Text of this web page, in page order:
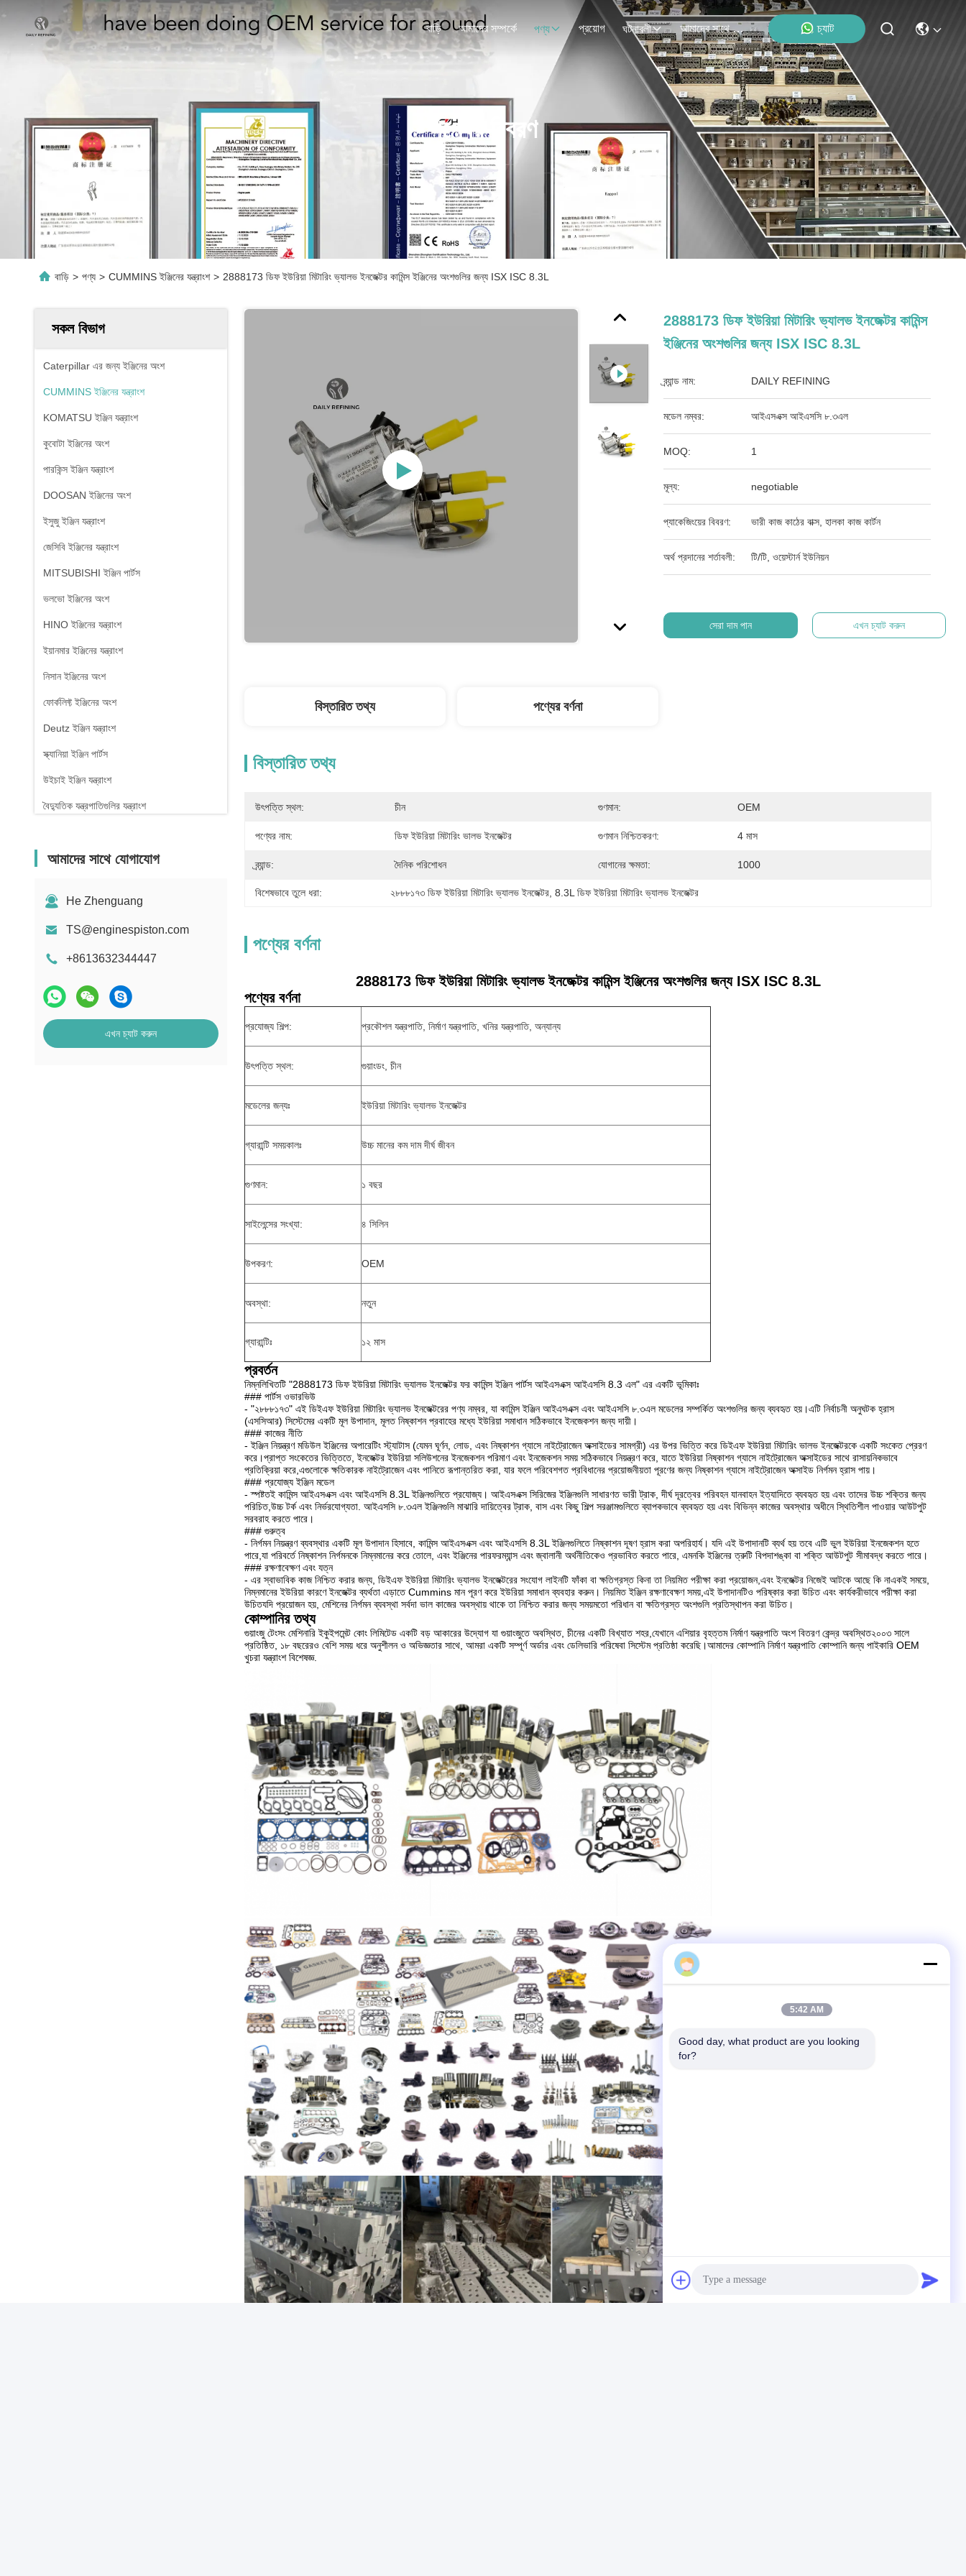
বাড়ি আমাদের সম্পর্কে পণ্য প্রয়োগ ঘটনাবলী আমাদের সাথে যোগাযোগ চ্যাট
পণ্যের বিবরণ
বাড়ি > পণ্য > CUMMINS ইঞ্জিনের যন্ত্রাংশ > 2888173 ডিফ ইউরিয়া মিটারিং ভ্যালভ ইনজেক্টর কামিন্স ইঞ্জিনের অংশগুলির জন্য ISX ISC 8.3L
সকল বিভাগ
Caterpillar এর জন্য ইঞ্জিনের অংশ
CUMMINS ইঞ্জিনের যন্ত্রাংশ
KOMATSU ইঞ্জিন যন্ত্রাংশ
কুবোটা ইঞ্জিনের অংশ
পারকিন্স ইঞ্জিন যন্ত্রাংশ
DOOSAN ইঞ্জিনের অংশ
ইসুজু ইঞ্জিন যন্ত্রাংশ
জেসিবি ইঞ্জিনের যন্ত্রাংশ
MITSUBISHI ইঞ্জিন পার্টস
ভলভো ইঞ্জিনের অংশ
HINO ইঞ্জিনের যন্ত্রাংশ
ইয়ানমার ইঞ্জিনের যন্ত্রাংশ
নিসান ইঞ্জিনের অংশ
ফোর্কলিফ্ট ইঞ্জিনের অংশ
Deutz ইঞ্জিন যন্ত্রাংশ
স্ক্যানিয়া ইঞ্জিন পার্টস
উইচাই ইঞ্জিন যন্ত্রাংশ
বৈদ্যুতিক যন্ত্রপাতিগুলির যন্ত্রাংশ
আমাদের সাথে যোগাযোগ
He Zhenguang
TS@enginespiston.com
+8613632344447
এখন চ্যাট করুন
2888173 ডিফ ইউরিয়া মিটারিং ভ্যালভ ইনজেক্টর কামিন্স
ইঞ্জিনের অংশগুলির জন্য ISX ISC 8.3L
ব্র্যান্ড নাম: DAILY REFINING
মডেল নম্বর: আইএসএক্স আইএসসি ৮.৩এল
MOQ: 1
মূল্য: negotiable
প্যাকেজিংয়ের বিবরণ: ভারী কাজ কাঠের বাক্স, হালকা কাজ কার্টন
অর্থ প্রদানের শর্তাবলী: টি/টি, ওয়েস্টার্ন ইউনিয়ন
সেরা দাম পান এখন চ্যাট করুন
বিস্তারিত তথ্য পণ্যের বর্ণনা
বিস্তারিত তথ্য
উৎপত্তি স্থল: চীন গুণমান: OEM
পণ্যের নাম: ডিফ ইউরিয়া মিটারিং ভালভ ইনজেক্টর গুণমান নিশ্চিতকরণ: 4 মাস
ব্র্যান্ড: দৈনিক পরিশোধন যোগানের ক্ষমতা: 1000
বিশেষভাবে তুলে ধরা: ২৮৮৮১৭৩ ডিফ ইউরিয়া মিটারিং ভ্যালভ ইনজেক্টর , 8.3L ডিফ ইউরিয়া মিটারিং ভ্যালভ ইনজেক্টর
পণ্যের বর্ণনা
2888173 ডিফ ইউরিয়া মিটারিং ভ্যালভ ইনজেক্টর কামিন্স ইঞ্জিনের অংশগুলির জন্য ISX ISC 8.3L
পণ্যের বর্ণনা
প্রযোজ্য শিল্প: প্রকৌশল যন্ত্রপাতি, নির্মাণ যন্ত্রপাতি, খনির যন্ত্রপাতি, অন্যান্য
উৎপত্তি স্থল: গুয়াংডং, চীন
মডেলের জন্যঃ ইউরিয়া মিটারিং ভ্যালভ ইনজেক্টর
গ্যারান্টি সময়কালঃ উচ্চ মানের কম দাম দীর্ঘ জীবন
গুণমান: ১ বছর
সাইলেন্সের সংখ্যা: ৪ সিলিন
উপকরণ: OEM
অবস্থা: নতুন
গ্যারান্টিঃ ১২ মাস
প্রবর্তন
নিম্নলিখিতটি "2888173 ডিফ ইউরিয়া মিটারিং ভ্যালভ ইনজেক্টর ফর কামিন্স ইঞ্জিন পার্টস আইএসএক্স আইএসসি 8.3 এল" এর একটি ভূমিকাঃ
### পার্টস ওভারভিউ
- "২৮৮৮১৭৩" এই ডিইএফ ইউরিয়া মিটারিং ভ্যালভ ইনজেক্টরের পণ্য নম্বর, যা কামিন্স ইঞ্জিন আইএসএক্স এবং আইএসসি ৮.৩এল মডেলের সম্পর্কিত অংশগুলির জন্য ব্যবহৃত হয়।এটি নির্বাচনী অনুঘটক হ্রাস
(এসসিআর) সিস্টেমের একটি মূল উপাদান, মূলত নিষ্কাশন প্রবাহের মধ্যে ইউরিয়া সমাধান সঠিকভাবে ইনজেকশন জন্য দায়ী।
### কাজের নীতি
- ইঞ্জিন নিয়ন্ত্রণ মডিউল ইঞ্জিনের অপারেটিং স্ট্যাটাস (যেমন ঘূর্ণন, লোড, এবং নিষ্কাশন গ্যাসে নাইট্রোজেন অক্সাইডের সামগ্রী) এর উপর ভিত্তি করে ডিইএফ ইউরিয়া মিটারিং ভালভ ইনজেক্টরকে একটি সংকেত প্রেরণ
করে।প্রাপ্ত সংকেতের ভিত্তিতে, ইনজেক্টর ইউরিয়া সলিউশনের ইনজেকশন পরিমাণ এবং ইনজেকশন সময় সঠিকভাবে নিয়ন্ত্রণ করে, যাতে ইউরিয়া নিষ্কাশন গ্যাসে নাইট্রোজেন অক্সাইডের সাথে রাসায়নিকভাবে
প্রতিক্রিয়া করে,এগুলোকে ক্ষতিকারক নাইট্রোজেন এবং পানিতে রূপান্তরিত করা, যার ফলে পরিবেশগত প্রবিধানের প্রয়োজনীয়তা পূরণের জন্য নিষ্কাশন গ্যাসে নাইট্রোজেন অক্সাইড নির্গমন হ্রাস পায়।
### প্রযোজ্য ইঞ্জিন মডেল
- স্পষ্টতই কামিন্স আইএসএক্স এবং আইএসসি 8.3L ইঞ্জিনগুলিতে প্রযোজ্য। আইএসএক্স সিরিজের ইঞ্জিনগুলি সাধারণত ভারী ট্রাক, দীর্ঘ দূরত্বের পরিবহন যানবাহন ইত্যাদিতে ব্যবহৃত হয় এবং তাদের উচ্চ শক্তির জন্য
পরিচিত,উচ্চ টর্ক এবং নির্ভরযোগ্যতা. আইএসসি ৮.৩এল ইঞ্জিনগুলি মাঝারি দায়িত্বের ট্রাক, বাস এবং কিছু শিল্প সরঞ্জামগুলিতে ব্যাপকভাবে ব্যবহৃত হয় এবং বিভিন্ন কাজের অবস্থার অধীনে স্থিতিশীল পাওয়ার আউটপুট
সরবরাহ করতে পারে।
### গুরুত্ব
- নির্গমন নিয়ন্ত্রণ ব্যবস্থার একটি মূল উপাদান হিসাবে, কামিন্স আইএসএক্স এবং আইএসসি 8.3L ইঞ্জিনগুলিতে নিষ্কাশন দূষণ হ্রাস করা অপরিহার্য। যদি এই উপাদানটি ব্যর্থ হয় তবে এটি ভুল ইউরিয়া ইনজেকশন হতে
পারে,যা পরিবর্তে নিষ্কাশন নির্গমনকে নিম্নমানের করে তোলে, এবং ইঞ্জিনের পারফরম্যান্স এবং জ্বালানী অর্থনীতিকেও প্রভাবিত করতে পারে, এমনকি ইঞ্জিনের ত্রুটি বিপদাশঙ্কা বা শক্তি আউটপুট সীমাবদ্ধ করতে পারে।
### রক্ষণাবেক্ষণ এবং যত্ন
- এর স্বাভাবিক কাজ নিশ্চিত করার জন্য, ডিইএফ ইউরিয়া মিটারিং ভ্যালভ ইনজেক্টরের সংযোগ লাইনটি ফাঁকা বা ক্ষতিগ্রস্ত কিনা তা নিয়মিত পরীক্ষা করা প্রয়োজন,এবং ইনজেক্টর নিজেই আটকে আছে কি নাএকই সময়ে,
নিম্নমানের ইউরিয়া কারণে ইনজেক্টর ব্যর্থতা এড়াতে Cummins মান পূরণ করে ইউরিয়া সমাধান ব্যবহার করুন। নিয়মিত ইঞ্জিন রক্ষণাবেক্ষণ সময়,এই উপাদানটিও পরিষ্কার করা উচিত এবং কার্যকরীভাবে পরীক্ষা করা
উচিতযদি প্রয়োজন হয়, মেশিনের নির্গমন ব্যবস্থা সর্বদা ভাল কাজের অবস্থায় থাকে তা নিশ্চিত করার জন্য সময়মতো পরিধান বা ক্ষতিগ্রস্ত অংশগুলি প্রতিস্থাপন করা উচিত।
কোম্পানির তথ্য
গুয়াংজু টেংসং মেশিনারি ইকুইপমেন্ট কোং লিমিটেড একটি বড় আকারের উদ্যোগ যা গুয়াংজুতে অবস্থিত, চীনের একটি বিখ্যাত শহর,যেখানে এশিয়ার বৃহত্তম নির্মাণ যন্ত্রপাতি অংশ বিতরণ কেন্দ্র অবস্থিত২০০৩ সালে
প্রতিষ্ঠিত, ১৮ বছরেরও বেশি সময় ধরে অনুশীলন ও অভিজ্ঞতার সাথে, আমরা একটি সম্পূর্ণ অর্ডার এবং ডেলিভারি পরিষেবা সিস্টেম প্রতিষ্ঠা করেছি।আমাদের কোম্পানি নির্মাণ যন্ত্রপাতি কোম্পানি জন্য পাইকারি OEM
খুচরা যন্ত্রাংশ বিশেষজ্ঞ.
5:42 AM
Good day, what product are you looking
for?